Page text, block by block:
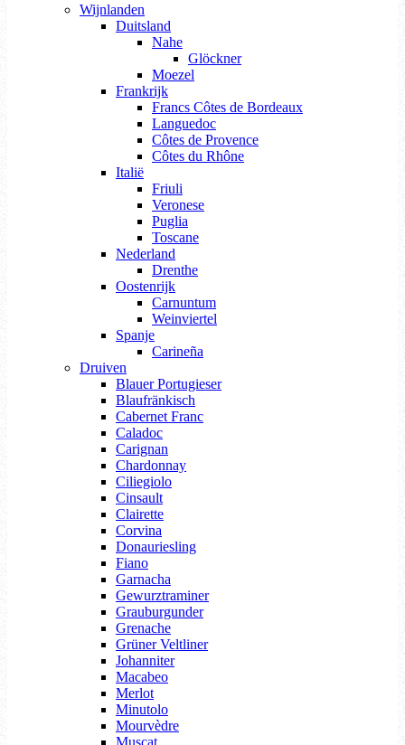
Wijnlanden
Duitsland
Nahe
Glöckner
Moezel
Frankrijk
Francs Côtes de Bordeaux
Languedoc
Côtes de Provence
Côtes du Rhône
Italië
Friuli
Veronese
Puglia
Toscane
Nederland
Drenthe
Oostenrijk
Carnuntum
Weinviertel
Spanje
Carineña
Druiven
Blauer Portugieser
Blaufränkisch
Cabernet Franc
Caladoc
Carignan
Chardonnay
Ciliegiolo
Cinsault
Clairette
Corvina
Donauriesling
Fiano
Garnacha
Gewurztraminer
Grauburgunder
Grenache
Grüner Veltliner
Johanniter
Macabeo
Merlot
Minutolo
Mourvèdre
Muscat